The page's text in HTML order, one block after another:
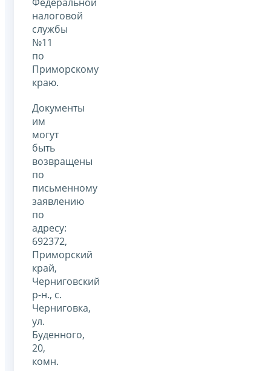
налоговой
службы
№11
по
Приморскому
краю.
Документы
им
могут
быть
возвращены
по
письменному
заявлению
по
адресу:
692372,
Приморский
край,
Черниговский
р-н., с.
Черниговка,
ул.
Буденного,
20,
комн.